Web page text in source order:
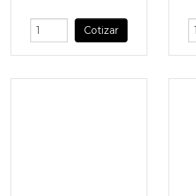
Cotizar